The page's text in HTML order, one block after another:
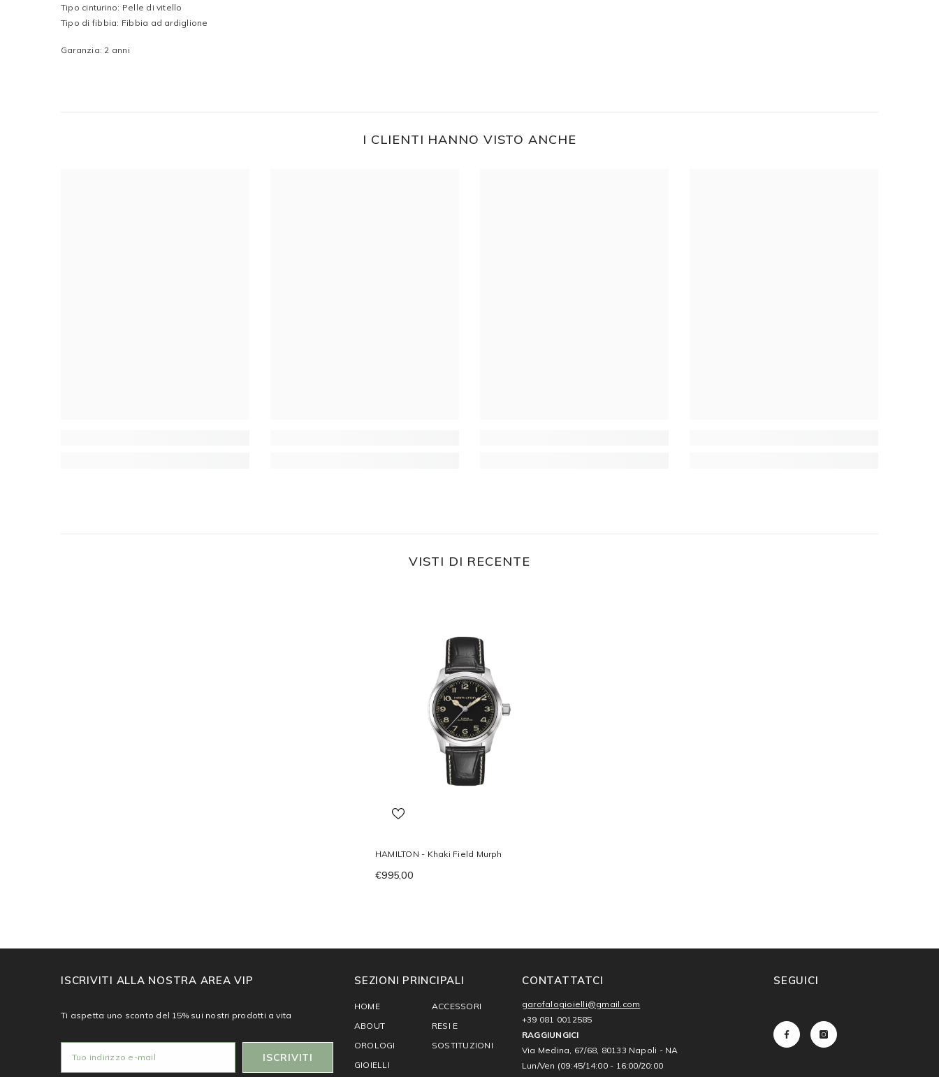
Tipo cinturino: Pelle di vitello
Tipo di fibbia: Fibbia ad ardiglione
Garanzia: 2 anni
I CLIENTI HANNO VISTO ANCHE
VISTI DI RECENTE
HAMILTON - Khaki Field Murph
€995,00
ISCRIVITI ALLA NOSTRA AREA VIP
Ti aspetta uno sconto del 15% sui nostri prodotti a vita
ISCRIVITI
SEZIONI PRINCIPALI
HOME
ABOUT
OROLOGI
GIOIELLI
ACCESSORI
RESI E
SOSTITUZIONI
CONTATTATCI
garofalogioielli@gmail.com
+39 081 0012585
RAGGIUNGICI
Via Medina, 67/68, 80133 Napoli - NA
Lun/Ven (09:45/14:00 - 16:00/20:00
SEGUICI